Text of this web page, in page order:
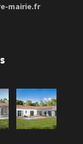
mairie.fr